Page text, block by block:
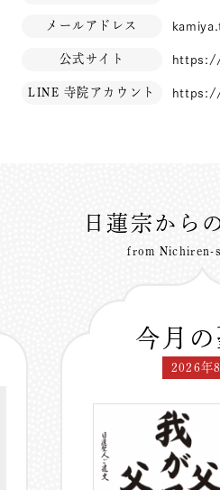
メールアドレス
公式サイト
LINE 寺院アカウント
日蓮宗から
from Nichiren-
今月の
2026年8